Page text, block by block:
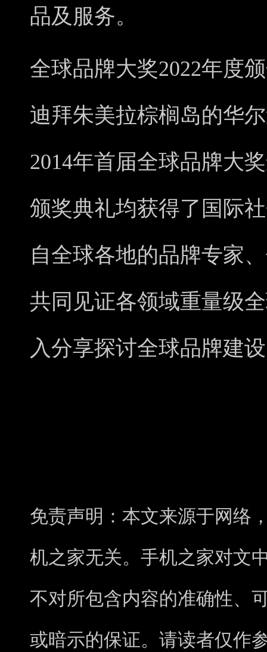
品及服务。
全球品牌大奖2022年度
迪拜朱美拉棕榈岛的华
2014年首届全球品牌大
颁奖典礼均获得了国际
自全球各地的品牌专家
共同见证各领域重量级
入分享探讨全球品牌建
免责声明：本文来源于网络
机之家无关。手机之家对文
不对所包含内容的准确性、
或暗示的保证。请读者仅作